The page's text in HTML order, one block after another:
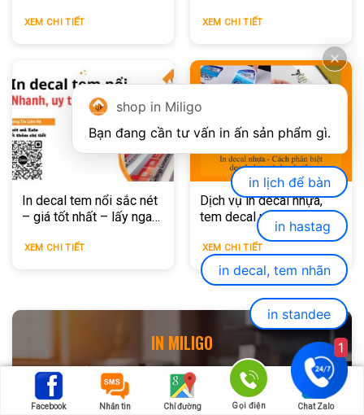
XEM CHI TIẾT XEM CHI TIẾT
In decal tem nổi sắc nét
– giá tốt nhất – lấy ngay
XEM CHI TIẾT
Dịch vụ in decal nhựa,
tem decal nhựa giá rẻ, uy
tín TPHCM
XEM CHI TIẾT
IN MILIGO
CHẤT LƯỢNG, SÁNG TẠO, CHUYÊN
NGHIỆP
Facebook Nhắn tin Chỉ đường Gọi điện Chat Zalo
shop in Miligo
in lịch để bàn
in hastag
in decal, tem nhãn
in standee
1